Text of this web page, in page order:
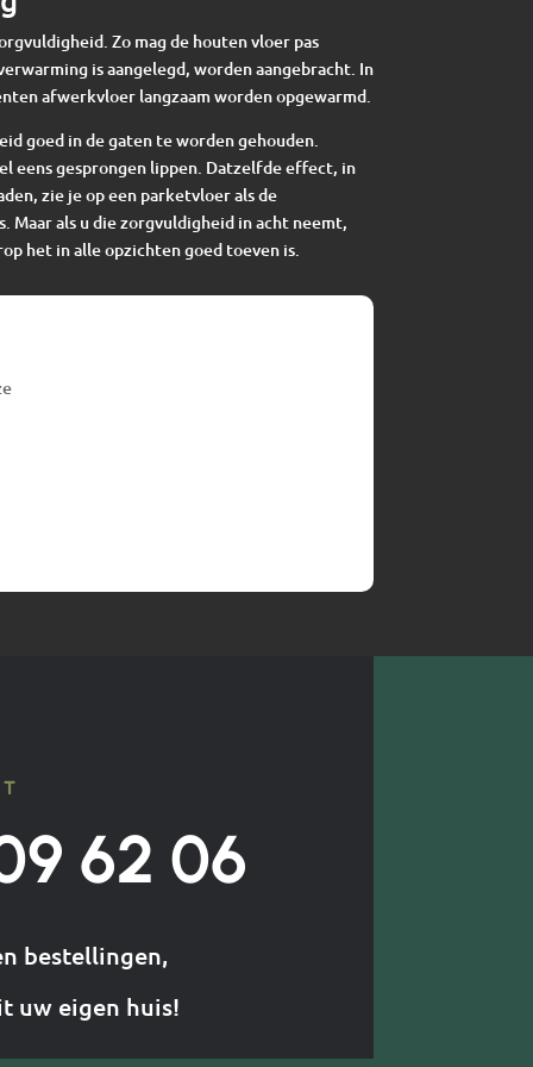
Zo mag de houten vloer pas
is aangelegd, worden aangebracht. In
afwerkvloer langzaam worden opgewarmd.
goed in de gaten te worden gehouden.
eens gesprongen lippen. Datzelfde effect, in
zie je op een parketvloer als de
als u die zorgvuldigheid in acht neemt,
het in alle opzichten goed toeven is.
62 06
bestellingen,
uw eigen huis!